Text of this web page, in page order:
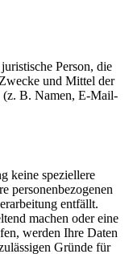
Person, die
und Mittel der
(z. B. Namen, E-Mail-
keine speziellere
personenbezogenen
entfällt.
machen oder eine
werden Ihre Daten
Gründe für